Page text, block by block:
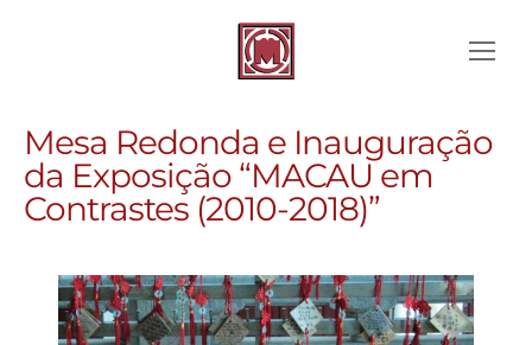
Mesa Redonda e Inauguração
da Exposição “MACAU em
Contrastes (2010-2018)”